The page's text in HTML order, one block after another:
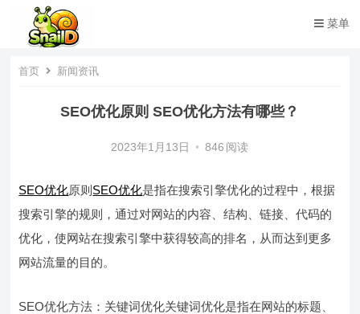
菜单
首页 新闻资讯
SEO优化原则 SEO优化方法有哪些？
2023年1月13日 • 846 阅读
SEO优化原则 SEO优化是指在搜索引擎优化的过程中，根据
搜索引擎的规则，通过对网站的内容、结构、链接、代码的
优化，使网站在搜索引擎中获得较高的排名，从而达到更多
网站流量的目的。
SEO优化方法：关键词优化关键词优化是指在网站的标题、